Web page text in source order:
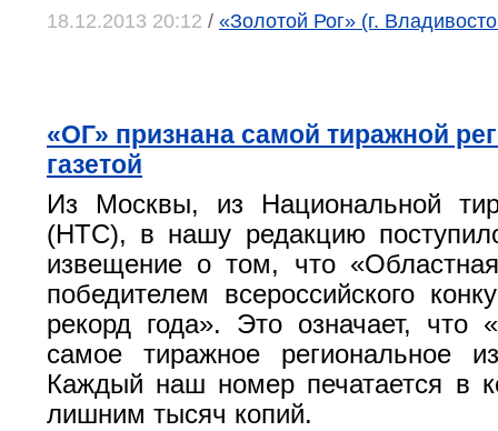
18.12.2013 20:12 / «Золотой Рог» (г.
«ОГ» признана самой тиражной
газетой
Из Москвы, из Национальной
(НТС), в нашу редакцию
извещение о том, что «Областная
победителем всероссийского
рекорд года». Это означает,
самое тиражное региональное
Каждый наш номер печатается в
лишним тысяч копий.